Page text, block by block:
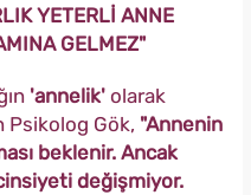
YETERLİ ANNE
GELMEZ"
'annelik' olarak
Psikolog Gök, "Annenin
beklenir. Ancak
değişmiyor.